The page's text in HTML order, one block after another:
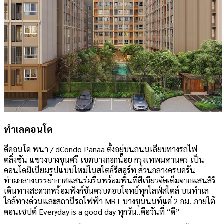
ทำเลคอนโด
ดีคอนโด พนา / dCondo Panaa ตั้งอยู่บนถนนเลียบทางรถไฟ
ตลิ่งชัน แขวงบางขุนศรี เขตบางกอกน้อย กรุงเทพมหานคร เป็น
คอนโดมิเนียมรูปแบบใหม่ในสไตล์รีสอร์ท ส่วนกลางครบครัน
ท่ามกลางบรรยากาศแสนร่มรื่นพร้อมพื้นที่สีเขียวจัดเต็มจากแสนสิริ
เดินทางสะดวกพร้อมฟังก์ชันครบตอบโจทย์ทุกไลฟ์สไตล์ บนทำเล
ใกล้ทางด่วนและสถานีรถไฟฟ้า MRT บางขุนนนท์แค่ 2 กม. ภายใต้
คอนเซปต์ Everyday is a good day ทุกวัน..คือวันที่ “ดี”